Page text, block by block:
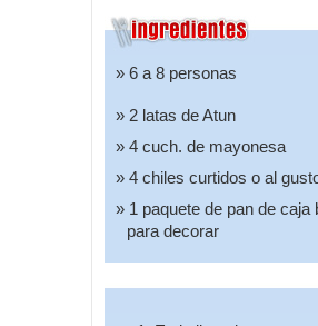
6 a 8 personas
2 latas de Atun
4 cuch. de mayonesa
4 chiles curtidos o al
1 paquete de pan de
para decorar